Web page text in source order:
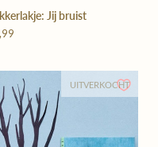
Jij bruist
UITVERKOCHT